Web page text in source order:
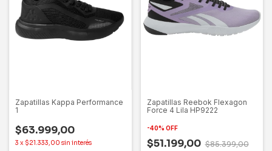
Zapatillas Kappa Performance
1
$63.999,00
3 x $21.333,00 sin interés
Zapatillas Reebok Flexagon
Force 4 Lila HP9222
-40% OFF
$51.199,00 $85.399,00